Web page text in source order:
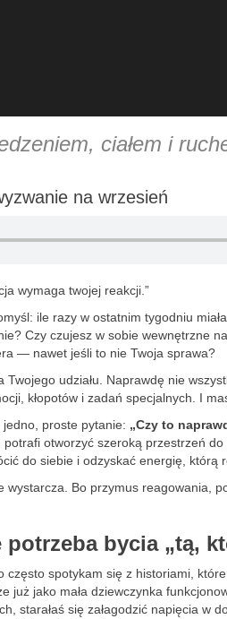
ciałem i
na wrzesień
wymaga twojej reakcji.”
ile razy w ostatnim tygodniu
Czy czujesz w sobie wewnętrzne
— nawet jeśli to nie Twoja sprawa?
Twojego udziału. Naprawdę nie
kłopotów i zadań specjalnych. I
proste pytanie: „Czy to
potrafi otworzyć szeroką przestrzeń
do siebie i odzyskać energię, którą
Bo przymus reagowania,
potrzeba bycia „tą,
często spotykam się z historiami,
już jako mała dziewczynka
starałaś się załagodzić napięcia